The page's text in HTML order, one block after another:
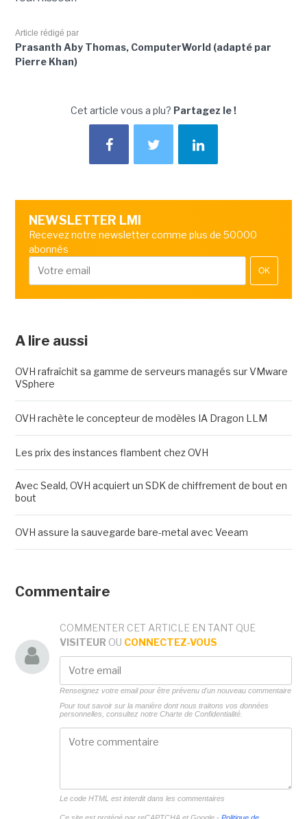
Article rédigé par
Prasanth Aby Thomas, ComputerWorld (adapté par
Pierre Khan)
Cet article vous a plu? Partagez le !
NEWSLETTER LMI
Recevez notre newsletter comme plus de 50000
abonnés
OK
A lire aussi
OVH rafraîchit sa gamme de serveurs managés sur VMware
VSphere
OVH rachète le concepteur de modèles IA Dragon LLM
Les prix des instances flambent chez OVH
Avec Seald, OVH acquiert un SDK de chiffrement de bout en
bout
OVH assure la sauvegarde bare-metal avec Veeam
Commentaire
COMMENTER CET ARTICLE EN TANT QUE
VISITEUR OU CONNECTEZ-VOUS
Renseignez votre email pour être prévenu d'un nouveau commentaire
Pour tout savoir sur la manière dont nous traitons vos données
personnelles, consultez notre Charte de Confidentialité.
Le code HTML est interdit dans les commentaires